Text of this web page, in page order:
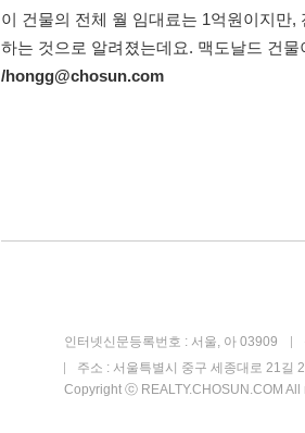
이 건물의 전체 월 임대료는 1억원이지만
하는 것으로 알려졌는데요. 맥도날드 건
/hongg@chosun.com
인터넷신문등록번호 : 서울, 아 03909
주소 : 서울특별시 중구 세종대로 21길
Copyright ⓒ REALTY.CHOSUN.COM All